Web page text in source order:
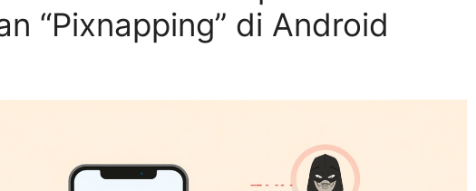
“Pixnapping” di Android